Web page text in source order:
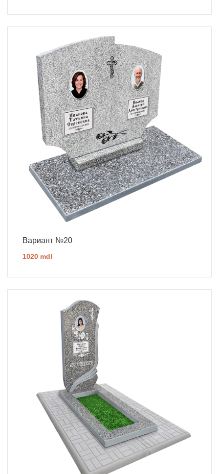
Вариант №20
1020 mdl